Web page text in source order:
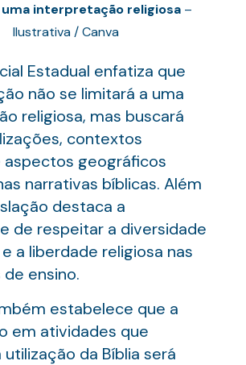
interpretação religiosa –
Ilustrativa / Canva
Estadual enfatiza que
não se limitará a uma
religiosa, mas buscará
contextos
aspectos geográficos
narrativas bíblicas. Além
destaca a
de respeitar a diversidade
a liberdade religiosa nas
ensino.
estabelece que a
em atividades que
da Bíblia será